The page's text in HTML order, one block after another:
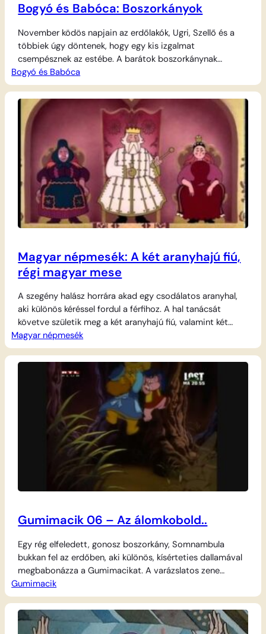
Bogyó és Babóca: Boszorkányok
November ködös napjain az erdőlakók, Ugri, Szellő és a
többiek úgy döntenek, hogy egy kis izgalmat
csempésznek az estébe. A barátok boszorkánynak
öltöznek és ijesztő, világító töklámpásokat faragnak, majd
elindulnak, hogy megtréfálják Bogyót és Babócát. A
csigafiú és a katicalány először alaposan megijednek a
furcsa látogatóktól, de amint felismerik a jelmezek alatt
rejtőző barátaikat, a…
Bogyó és Babóca
Magyar népmesék: A két aranyhajú fiú,
régi magyar mese
A szegény halász horrára akad egy csodálatos aranyhal,
aki különös kéréssel fordul a férfihoz. A hal tanácsát
követve születik meg a két aranyhajú fiú, valamint két
aranyszőrű csikó és két aranykutyus. Amikor az egyik
testvér vándorútja során egy gonosz boszorkány
csapdájába esik és kővé változik, otthon hagyott élete
lilioma hervadni kezd. Ikertestvére azonnal útra kel,…
Magyar népmesék
Gumimacik 06 – Az álomkobold..
Egy rég elfeledett, gonosz boszorkány, Somnambula
bukkan fel az erdőben, aki különös, kísérteties dallamával
megbabonázza a Gumimacikat. A varázslatos zene
hatására a macik elveszítik az akaratukat, és alvajáróként
indulnak a boszorkány csapdája felé, hogy az elszívhassa
mágikus erejüket. Mivel a varázslat a gumikra hat a
legerősebben, Cavinre hárul a hősies feladat: meg kell
Gumimacik